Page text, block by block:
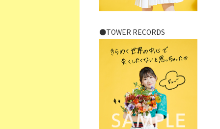
●TOWER RECORDS